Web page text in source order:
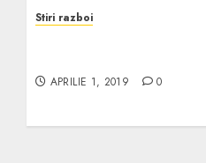
Stiri razboi
APRILIE 1, 2019 0